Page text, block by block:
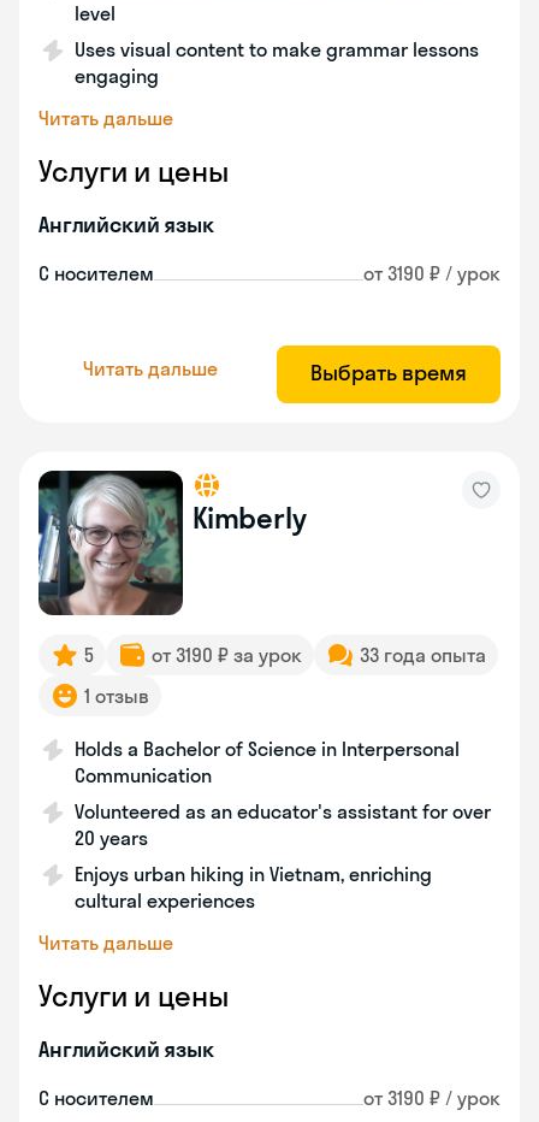
level
Uses visual content to make grammar lessons
engaging
Читать дальше
Услуги и цены
Английский язык
С носителем от 3190 ₽ / урок
Читать дальше Выбрать время
Kimberly
5 от 3190 ₽ за урок
33 года опыта
1 отзыв
Holds a Bachelor of Science in Interpersonal
Communication
Volunteered as an educator's assistant for over
20 years
Enjoys urban hiking in Vietnam, enriching
cultural experiences
Читать дальше
Услуги и цены
Английский язык
С носителем от 3190 ₽ / урок